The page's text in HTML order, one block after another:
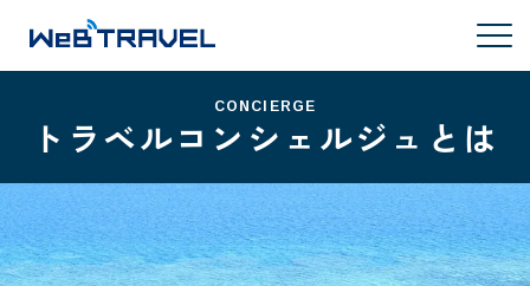
CONCIERGE
トラベルコンシェルジュとは